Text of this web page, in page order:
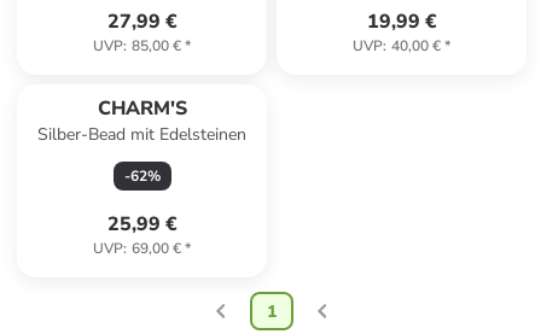
27,99 €
UVP: 85,00 €*
19,99 €
UVP: 40,00 €*
CHARM'S
Silber-Bead mit Edelsteinen
-62%
25,99 €
UVP: 69,00 €*
1